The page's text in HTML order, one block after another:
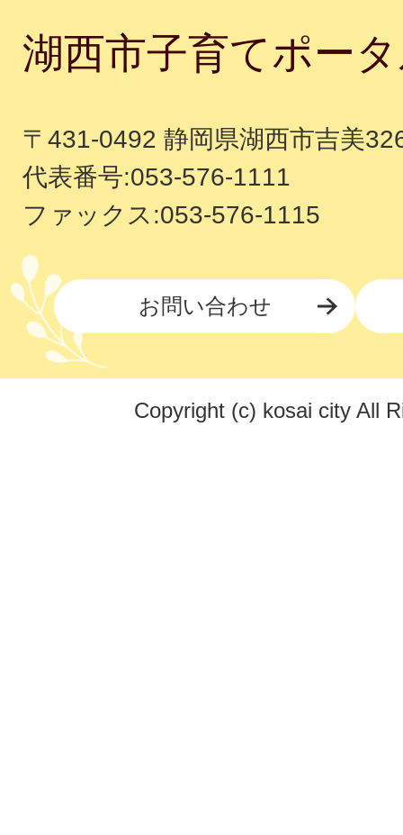
湖西市子育てポー
〒431-0492 静岡県湖西市吉美
代表番号:053-576-1111
ファックス:053-576-1115
お問い合わせ
Copyright (c) kosai city All